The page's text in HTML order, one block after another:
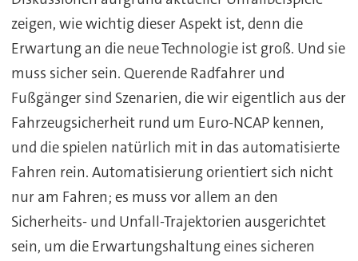
zeigen, wie wichtig dieser Aspekt ist, denn die
Erwartung an die neue Technologie ist groß. Und sie
muss sicher sein. Querende Radfahrer und
Fußgänger sind Szenarien, die wir eigentlich aus der
Fahrzeugsicherheit rund um Euro-NCAP kennen,
und die spielen natürlich mit in das automatisierte
Fahren rein. Automatisierung orientiert sich nicht
nur am Fahren; es muss vor allem an den
Sicherheits- und Unfall-Trajektorien ausgerichtet
sein, um die Erwartungshaltung eines sicheren